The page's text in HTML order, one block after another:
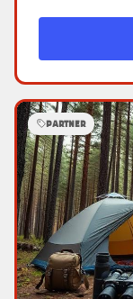
PARTNER